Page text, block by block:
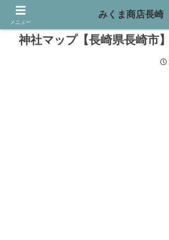
神社マップ【長崎県長崎市
メニュー
みくま商店長崎